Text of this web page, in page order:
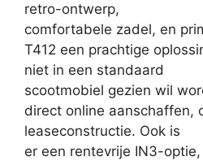
retro-ontwerp,
comfortabele zadel, en
T412 een prachtige
niet in een standaard
scootmobiel gezien wil
direct online aanschaffen,
leaseconstructie. Ook is
er een rentevrije IN3-